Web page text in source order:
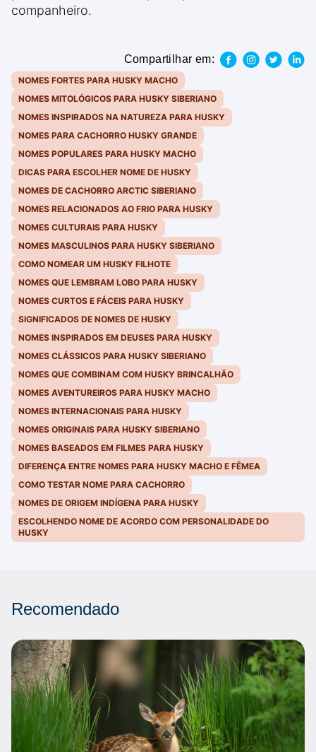
companheiro.
Compartilhar em:
NOMES FORTES PARA HUSKY MACHO
NOMES MITOLÓGICOS PARA HUSKY SIBERIANO
NOMES INSPIRADOS NA NATUREZA PARA HUSKY
NOMES PARA CACHORRO HUSKY GRANDE
NOMES POPULARES PARA HUSKY MACHO
DICAS PARA ESCOLHER NOME DE HUSKY
NOMES DE CACHORRO ARCTIC SIBERIANO
NOMES RELACIONADOS AO FRIO PARA HUSKY
NOMES CULTURAIS PARA HUSKY
NOMES MASCULINOS PARA HUSKY SIBERIANO
COMO NOMEAR UM HUSKY FILHOTE
NOMES QUE LEMBRAM LOBO PARA HUSKY
NOMES CURTOS E FÁCEIS PARA HUSKY
SIGNIFICADOS DE NOMES DE HUSKY
NOMES INSPIRADOS EM DEUSES PARA HUSKY
NOMES CLÁSSICOS PARA HUSKY SIBERIANO
NOMES QUE COMBINAM COM HUSKY BRINCALHÃO
NOMES AVENTUREIROS PARA HUSKY MACHO
NOMES INTERNACIONAIS PARA HUSKY
NOMES ORIGINAIS PARA HUSKY SIBERIANO
NOMES BASEADOS EM FILMES PARA HUSKY
DIFERENÇA ENTRE NOMES PARA HUSKY MACHO E FÊMEA
COMO TESTAR NOME PARA CACHORRO
NOMES DE ORIGEM INDÍGENA PARA HUSKY
ESCOLHENDO NOME DE ACORDO COM PERSONALIDADE DO
HUSKY
Recomendado